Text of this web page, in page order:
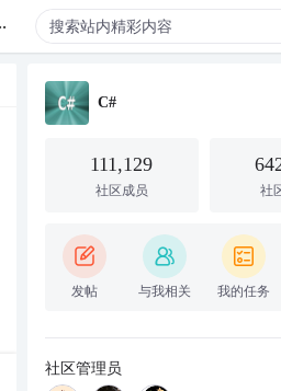
C#
111,129
社区成员 社
发帖 与我相关 我的任务
社区管理员